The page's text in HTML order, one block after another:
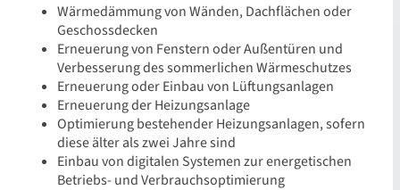
Wärmedämmung von Wänden, Dachflächen oder
Geschossdecken
Erneuerung von Fenstern oder Außentüren und
Verbesserung des sommerlichen Wärmeschutzes
Erneuerung oder Einbau von Lüftungsanlagen
Erneuerung der Heizungsanlage
Optimierung bestehender Heizungsanlagen, sofern
diese älter als zwei Jahre sind
Einbau von digitalen Systemen zur energetischen
Betriebs- und Verbrauchsoptimierung